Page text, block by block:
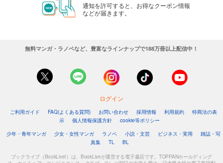
通知を許可すると、お得なクーポン情報
などが届きます。
無料マンガ・ラノベなど、豊富なラインナップで188万冊以上配信中！
ログイン
ご利用ガイド FAQ(よくある質問) お問い合わせ 採用情報 利用規約
特商法の表
示
個人情報保護方針
cookie等ポリシー
少年・青年マンガ
少女・女性マンガ ラノベ 小説・文芸 ビジネス・実用
雑誌・写
真集
TL BL
ブックライブ（BookLive!）は、BookLiveが運営する電子書店です。TOPPANホールディング